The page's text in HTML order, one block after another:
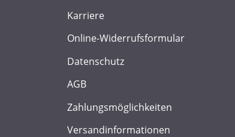
Karriere
Online-Widerrufsformular
Datenschutz
AGB
Zahlungsmöglichkeiten
Versandinformationen